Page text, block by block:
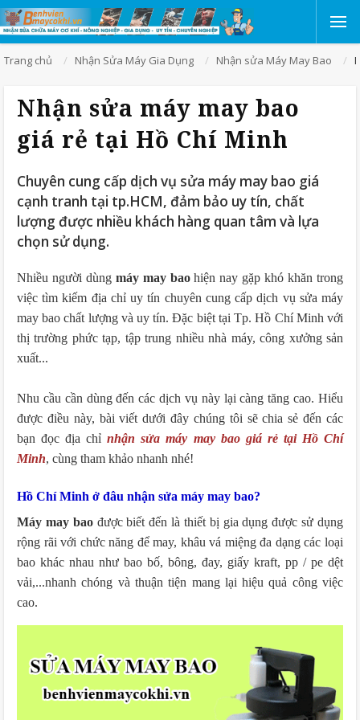
Trang chủ Nhận Sửa Máy Gia Dụng Nhận sửa Máy May Bao
Nhận sửa máy may bao
giá rẻ tại Hồ Chí Minh
Chuyên cung cấp dịch vụ sửa máy may bao giá
cạnh tranh tại tp.HCM, đảm bảo uy tín, chất
lượng được nhiều khách hàng quan tâm và lựa
chọn sử dụng.
Nhiều người dùngmáy may baohiện nay gặp khó khăn trong
việc tìm kiếm địa chỉ uy tín chuyên cung cấp dịch vụ sửa máy
may bao chất lượng và uy tín. Đặc biệt tại Tp. Hồ Chí Minh với
thị trường phức tạp, tập trung nhiều nhà máy, công xưởng sản
xuất...
Nhu cầu cần dùng đến các dịch vụ này lại càng tăng cao. Hiểu
được điều này, bài viết dưới đây chúng tôi sẽ chia sẻ đến các
bạn đọc địa chỉnhận sửa máy may bao giá rẻ tại Hồ Chí
Minh, cùng tham khảo nhanh nhé!
Hồ Chí Minh ở đâu nhận sửa máy may bao?
Máy may baođược biết đến là thiết bị gia dụng được sử dụng
rộng rãi với chức năng để may, khâu vá miệng đa dạng các loại
bao khác nhau như bao bố, bông, đay, giấy kraft, pp / pe dệt
vải,...nhanh chóng và thuận tiện mang lại hiệu quả công việc
cao.